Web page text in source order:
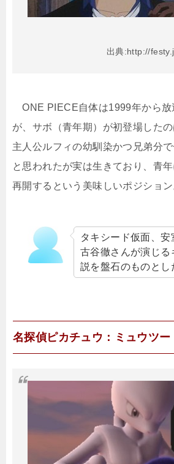
出典:http://
ONE PIECE自体は1999年から放
が、サボ（青年期）が初登場したの
主人公ルフィの幼馴染かつ兄弟分
と思われたが実は生きており、青
再開するという美味しいポジション
タキシード仮面、安
古谷徹さんが演じる
説を盤石のものとし
名探偵ピカチュウ：ミュウツー